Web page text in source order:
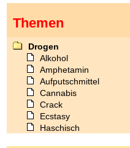
Themen
Drogen
Alkohol
Amphetamin
Aufputschmittel
Cannabis
Crack
Ecstasy
Haschisch